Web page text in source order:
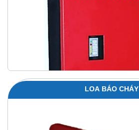
LOA BÁO CHÁY